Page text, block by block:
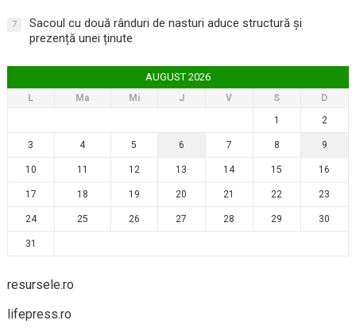
7
Sacoul cu două rânduri de nasturi aduce structură și
prezență unei ținute
AUGUST 2026
L Ma Mi J V S
D
1
2
3 4 5 6 7 8 9
10 11 12 13 14 15 16
17 18 19 20 21 22 23
24 25 26 27 28 29 30
31
resursele.ro
lifepress.ro